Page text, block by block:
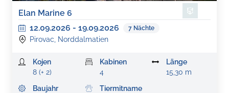
Elan Marine 6
12.09.2026 - 19.09.2026 7 Nächte
Pirovac, Norddalmatien
Kojen
8 (+ 2)
Kabinen
4
Länge
15,30 m
Baujahr
Tiermitname